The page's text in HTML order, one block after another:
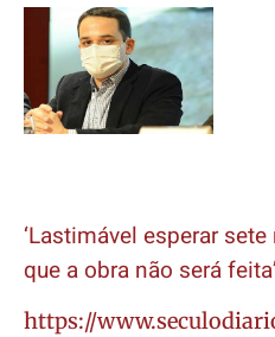
‘Lastimável esperar
que a obra não será
https://